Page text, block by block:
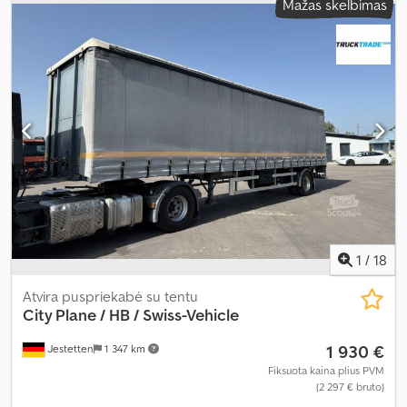
plotis:2 550 mm, bendras aukštis:3 550 mm, krovinio erdvės tūris:
, krovinių skyriaus plotis:
2 490 mm, krovos erdvės aukštis:
ABS, galinis
keltuvas, oro kondicionavimas, patyrė avariją
Mažas skelbimas
1 / 18
Jestetten 1 347 km
Atvira puspriekabė su tentu
City Plane / HB / Swiss-Vehicle
1 930 €
Fiksuota kaina plius PVM
(2 297 € bruto)